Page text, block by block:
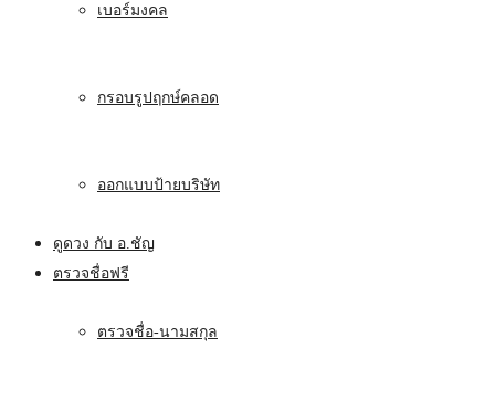
เบอร์มงคล
กรอบรูปฤกษ์คลอด
ออกแบบป้ายบริษัท
ดูดวง กับ อ.ชัญ
ตรวจชื่อฟรี
ตรวจชื่อ-นามสกุล